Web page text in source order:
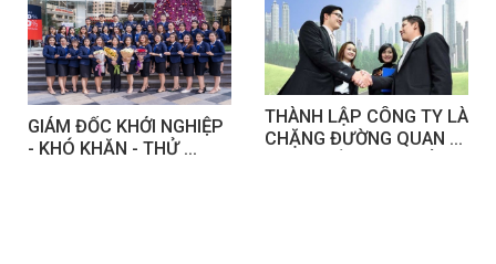
GIÁM ĐỐC KHỞI NGHIỆP
- KHÓ KHĂN - THỬ
THÀNH LẬP CÔNG TY LÀ
CHẶNG ĐƯỜNG QUAN